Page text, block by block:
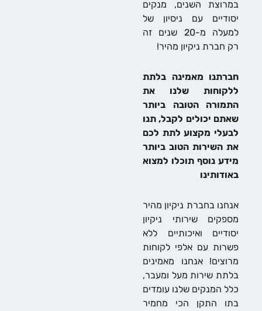
השנים, מנקים
עם ניסיון של
למעלה מ-20 שנים זה
ניקיון מהיר!
מאמינה בלתת
שלנו את
הטובה ביותר
יכולים לקבל, תנו
מקצוע לתת לכם
השירות הטוב ביותר
נוסף תוכלו למצוא
בחברת ניקיון מהיר
שירותי ניקיון
ואיכותיים ללא
עם אלפי לקוחות
אנחנו מאמינים
שירות מעל ומעבר,
המנקים שלנו עומדים
התקן הכי מחמיר